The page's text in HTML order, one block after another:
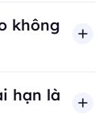
không
tương
hạn là